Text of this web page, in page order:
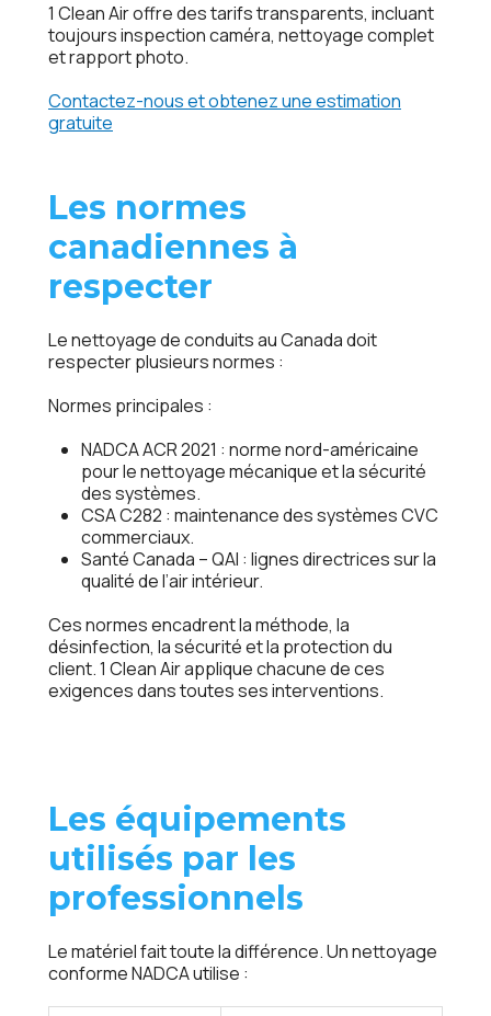
1 Clean Air offre des tarifs transparents, incluant
toujours inspection caméra, nettoyage complet
et rapport photo.
Contactez-nous et obtenez une estimation
gratuite
Les normes
canadiennes à
respecter
Le nettoyage de conduits au Canada doit
respecter plusieurs normes :
Normes principales :
NADCA ACR 2021 : norme nord-américaine
pour le nettoyage mécanique et la sécurité
des systèmes.
CSA C282 : maintenance des systèmes CVC
commerciaux.
Santé Canada – QAI : lignes directrices sur la
qualité de l’air intérieur.
Ces normes encadrent la méthode, la
désinfection, la sécurité et la protection du
client. 1 Clean Air applique chacune de ces
exigences dans toutes ses interventions.
Les équipements
utilisés par les
professionnels
Le matériel fait toute la différence. Un nettoyage
conforme NADCA utilise :